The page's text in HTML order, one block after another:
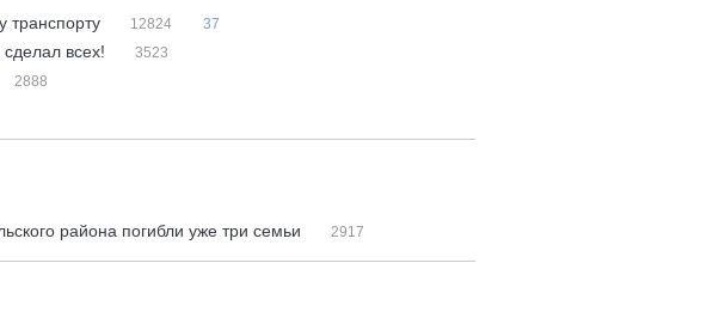
транспорту
12824 37
всех! 3523
2888
района погибли уже три семьи 2917